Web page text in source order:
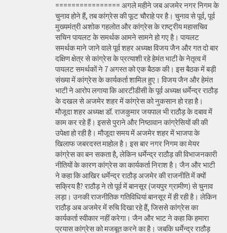
================ अगले महीने जब अजमेर नगर निगम के
चुनाव होने हैं, तब कांग्रेस की फूट चौराहे पर है। चुनाव से पूर्व, पूर्व
मुख्यमंत्री अशोक गहलोत और कांग्रेस के राष्ट्रीय महासचिव
सचिन पायलट के समर्थक आमने सामने हो गए है। पायलट
समर्थक माने जाने वाले पूर्व शहर अध्यक्ष विजय जैन और गत दो बार
दक्षिण क्षेत्र से कांग्रेस के प्रत्याशी रहे हेमंत भाटी के नेतृत्व में
पायलट समर्थकों ने 7 अगस्त को एक बैठक की। इस बैठक में बड़ी
संख्या में कांग्रेस के कार्यकर्ता शामिल हुए। विजय जैन और हेमंत
भाटी ने आरोप लगाया कि आरटीडीसी के पूर्व अध्यक्ष धर्मेन्द्र राठौड़
के दखल से अजमेर शहर में कांग्रेस को नुकसान हो रहा है।
मौजूदा शहर अध्यक्ष डॉ. राजकुमार जयपाल भी राठौड़ के दबाव में
काम कर रहे हैं। इससे पुराने और निष्ठावान कांग्रेसियों की की
उपेक्षा हो रही है। मौजूदा समय में अजमेर शहर में भाजपा के
खिलाफ जबरदस्त माहोल है। इस बार नगर निगम का मेयर
कांग्रेस का बन सकता है, लेकिन धर्मेन्द्र राठौड़ की विभाजनकारी
नीतियों के कारण कांग्रेस का कार्यकर्ता निराश है। जैन और भाटी
ने कहा कि आखिर धर्मेन्द्र राठौड़ अजमेर की राजनीति में क्यों
सक्रिय हैै? राठौड़ ने तो पूर्व में बानसूर (जयपुर ग्रामीण) से चुनाव
लड़ा। उनकी राजनीतिक गतिविधियां बानसूर में ही रही है। लेकिन
राठौड़ अब अजमेर में रुचि दिखा रहे हैं, जिससे कांग्रेस का
कार्यकर्ता स्वीकार नहीं करेगा। जैन और भाट ने कहा कि हमारा
प्रयास कांग्रेस को मजबूत करने का है। जबकि धर्मेन्द्र राठौड़